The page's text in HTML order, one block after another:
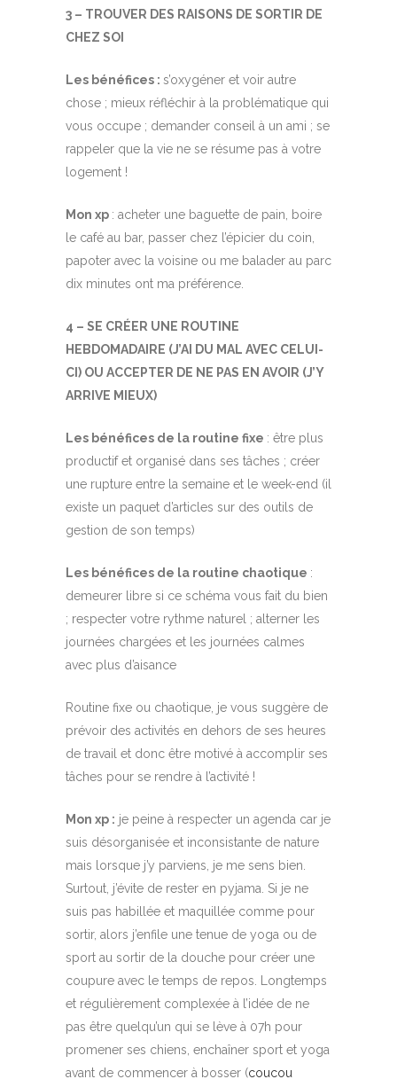
3 – TROUVER DES RAISONS DE SORTIR DE
CHEZ SOI
Les bénéfices : s’oxygéner et voir autre
chose ; mieux réfléchir à la problématique qui
vous occupe ; demander conseil à un ami ; se
rappeler que la vie ne se résume pas à votre
logement !
Mon xp : acheter une baguette de pain, boire
le café au bar, passer chez l’épicier du coin,
papoter avec la voisine ou me balader au parc
dix minutes ont ma préférence.
4 – SE CRÉER UNE ROUTINE
HEBDOMADAIRE (J’AI DU MAL AVEC CELUI-
CI) OU ACCEPTER DE NE PAS EN AVOIR (J’Y
ARRIVE MIEUX)
Les bénéfices de la routine fixe : être plus
productif et organisé dans ses tâches ; créer
une rupture entre la semaine et le week-end (il
existe un paquet d’articles sur des outils de
gestion de son temps)
Les bénéfices de la routine chaotique :
demeurer libre si ce schéma vous fait du bien
; respecter votre rythme naturel ; alterner les
journées chargées et les journées calmes
avec plus d’aisance
Routine fixe ou chaotique, je vous suggère de
prévoir des activités en dehors de ses heures
de travail et donc être motivé à accomplir ses
tâches pour se rendre à l’activité !
Mon xp : je peine à respecter un agenda car je
suis désorganisée et inconsistante de nature
mais lorsque j’y parviens, je me sens bien.
Surtout, j’évite de rester en pyjama. Si je ne
suis pas habillée et maquillée comme pour
sortir, alors j’enfile une tenue de yoga ou de
sport au sortir de la douche pour créer une
coupure avec le temps de repos. Longtemps
et régulièrement complexée à l’idée de ne
pas être quelqu’un qui se lève à 07h pour
promener ses chiens, enchaîner sport et yoga
avant de commencer à bosser (coucou